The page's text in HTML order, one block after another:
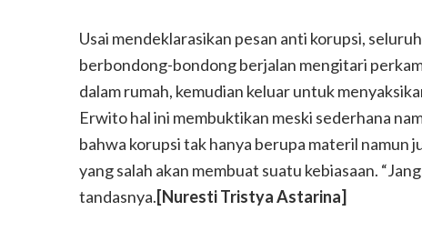
Usai mendeklarasikan pesan anti korupsi,
berbondong-bondong berjalan mengitari
dalam rumah, kemudian keluar untuk
Erwito hal ini membuktikan meski sederhana
bahwa korupsi tak hanya berupa materil namun
yang salah akan membuat suatu kebiasaan.
tandasnya.[Nuresti Tristya Astarina]